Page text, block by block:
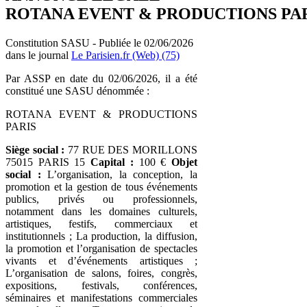
ROTANA EVENT & PRODUCTIONS
Constitution SASU - Publiée le 02/06/2026
dans le journal Le Parisien.fr (Web) (75)
Par ASSP en date du 02/06/2026, il a été
constitué une SASU dénommée :
ROTANA EVENT & PRODUCTIONS
PARIS
Siège social : 77 RUE DES MORILLONS
75015 PARIS 15Capital : 100 €Objet
social : L’organisation, la conception, la
promotion et la gestion de tous événements
publics, privés ou professionnels,
notamment dans les domaines culturels,
artistiques, festifs, commerciaux et
institutionnels ; La production, la diffusion,
la promotion et l’organisation de spectacles
vivants et d’événements artistiques ;
L’organisation de salons, foires, congrès,
expositions, festivals, conférences,
séminaires et manifestations commerciales